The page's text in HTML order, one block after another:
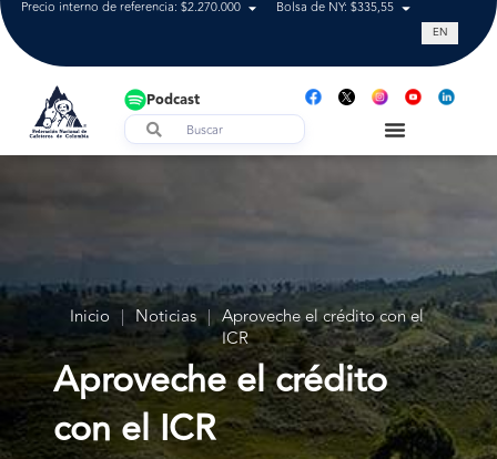
Precio interno de referencia: $2.270.000 Bolsa de NY: $335,55 Tasa de
EN
Podcast
Inicio | Noticias | Aproveche el crédito con el
ICR
Aproveche el crédito
con el ICR